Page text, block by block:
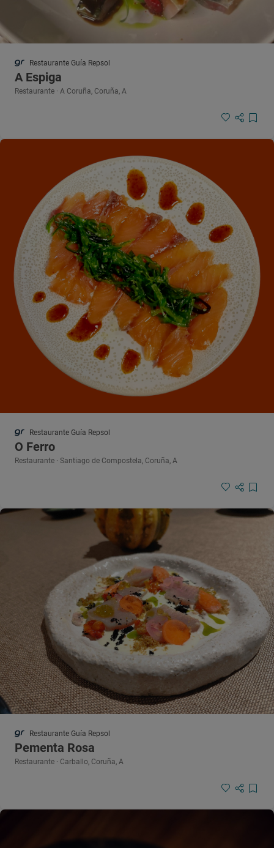
Restaurante Guía Repsol
A Espiga
Restaurante · A Coruña, Coruña, A
Restaurante Guía Repsol
O Ferro
Restaurante · Santiago de Compostela, Coruña, A
Restaurante Guía Repsol
Pementa Rosa
Restaurante · Carballo, Coruña, A